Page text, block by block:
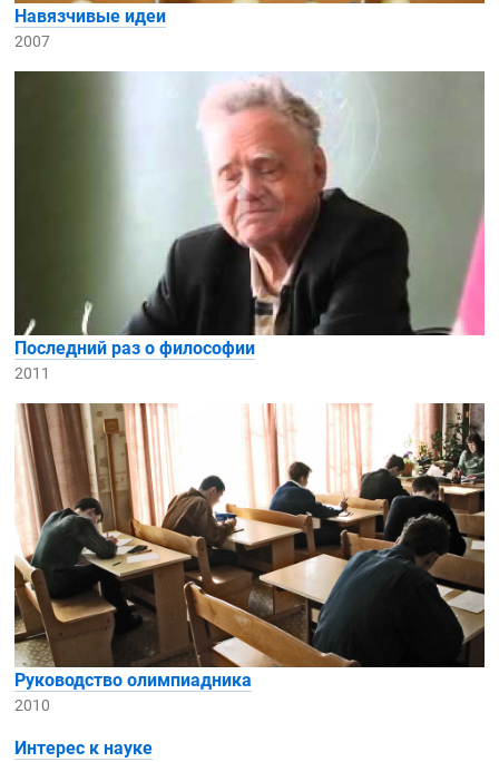
Навязчивые идеи
2007
Последний раз о философии
2011
Руководство олимпиадника
2010
Интерес к науке